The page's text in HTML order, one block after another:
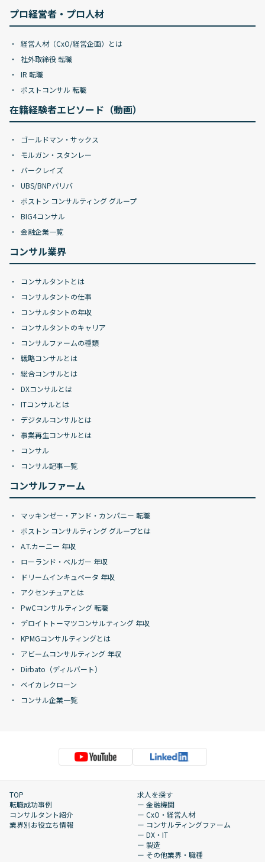
プロ経営者・プロ人材
経営人材（CxO/経営企画）とは
社外取締役 転職
IR 転職
ポストコンサル 転職
在籍経験者エピソード（動画）
ゴールドマン・サックス
モルガン・スタンレー
バークレイズ
UBS/BNPパリバ
ボストン コンサルティング グループ
BIG4コンサル
金融企業一覧
コンサル業界
コンサルタントとは
コンサルタントの仕事
コンサルタントの年収
コンサルタントのキャリア
コンサルファームの種類
戦略コンサルとは
総合コンサルとは
DXコンサルとは
ITコンサルとは
デジタルコンサルとは
事業再生コンサルとは
コンサル
コンサル記事一覧
コンサルファーム
マッキンゼー・アンド・カンパニー 転職
ボストン コンサルティング グループとは
A.T.カーニー 年収
ローランド・ベルガー 年収
ドリームインキュベータ 年収
アクセンチュアとは
PwCコンサルティング 転職
デロイトトーマツコンサルティング 年収
KPMGコンサルティングとは
アビームコンサルティング 年収
Dirbato（ディルバート）
ベイカレクローン
コンサル企業一覧
TOP
転職成功事例
コンサルタント紹介
業界別お役立ち情報
求人を探す
ー 金融機関
ー CxO・経営人材
ー コンサルティングファーム
ー DX・IT
ー 製造
ー その他業界・職種